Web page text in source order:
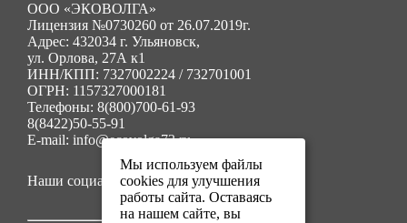
ООО «ЭКОВОЛГА»
Лицензия №0730260 от 26.07.2019г.
Адрес: 432034 г. Ульяновск,
ул. Орлова, 27А к1
ИНН/КПП: 7327002224 / 732701001
ОГРН: 1157327000181
Телефоны: 8(800)700-61-93
8(8422)50-55-91
E-mail: info@ecovolga73.ru
Наши социальные сети:
Мы используем файлы
cookies для улучшения
работы сайта. Оставаясь
на нашем сайте, вы